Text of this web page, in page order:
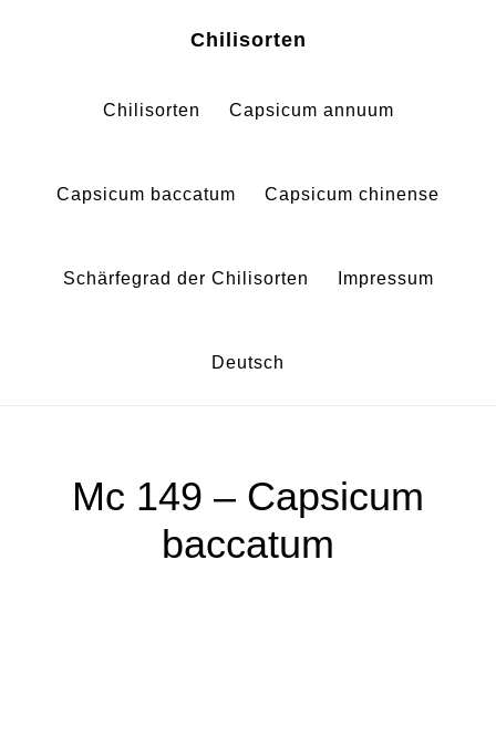
Chilisorten
Chilisorten Capsicum annuum
Capsicum baccatum Capsicum chinense
Schärfegrad der Chilisorten Impressum
Deutsch
Mc 149 – Capsicum
baccatum